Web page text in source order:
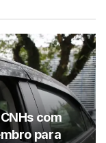
com
para